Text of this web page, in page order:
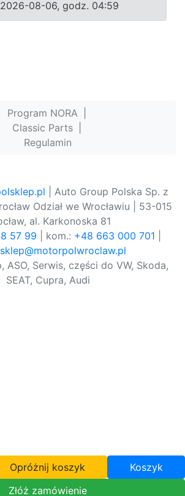
2026-08-06, godz. 04:59
Program NORA
Classic Parts
Regulamin
| Auto Group Polska Sp. z
Odział we Wrocławiu | 53-015
al. Karkonoska 81
57 99 | kom.: +48 663 000 701
sklep@motorpolwroclaw.pl
ASO, Serwis, części do VW, Skoda,
SEAT, Cupra, Audi
Opróżnij koszyk
Koszyk
Złóż zamówienie